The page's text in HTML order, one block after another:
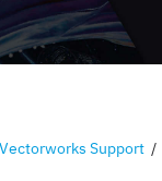
Vectorworks Support /